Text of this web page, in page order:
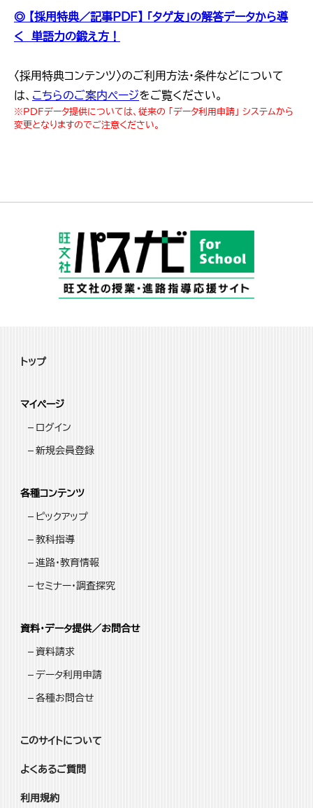
◎ 【採用特典／記事PDF】 「タゲ友」の解答データから導
く 単語力の鍛え方！
〈採用特典コンテンツ〉のご利用方法・条件などについて
は、 こちらのご案内ページをご覧ください。
※PDFデータ提供については、従来の 「データ利用申請」 システムから
変更となりますのでご注意ください。
トップ
マイページ
ログイン
新規会員登録
各種コンテンツ
ピックアップ
教科指導
進路・教育情報
セミナー・調査探究
資料・データ提供／お問合せ
資料請求
データ利用申請
各種お問合せ
このサイトについて
よくあるご質問
利用規約